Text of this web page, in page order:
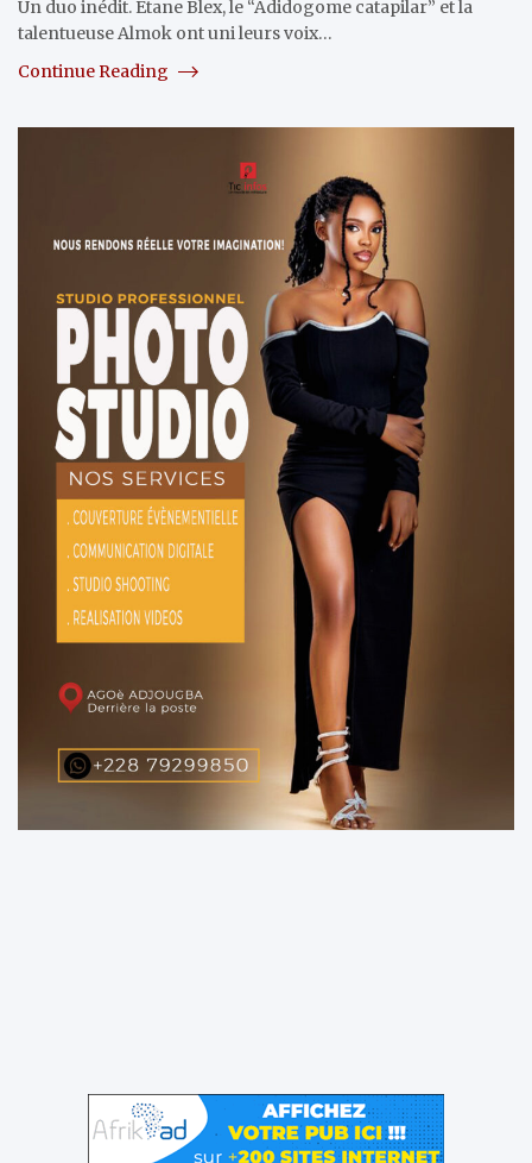
Un duo inédit. Etane Blex, le “Adidogome catapilar” et la
talentueuse Almok ont uni leurs voix…
Continue Reading